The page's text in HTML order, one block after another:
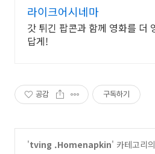
라이크어시네마
갓 튀긴 팝콘과 함께 영화를 더
답게!
공감 구독하기
'tving .Homenapkin' 카테고리